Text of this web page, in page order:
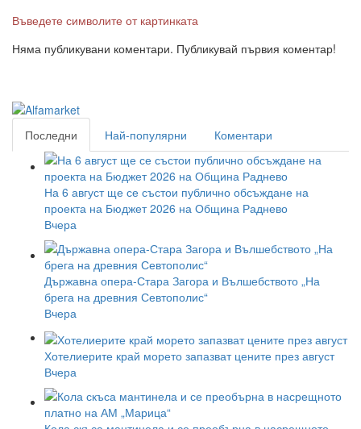
Въведете символите от картинката
Няма публикувани коментари. Публикувай първия коментар!
Последни Най-популярни Коментари
На 6 август ще се състои публично обсъждане на
проекта на Бюджет 2026 на Община Раднево
Вчера
Държавна опера-Стара Загора и Вълшебството „На
брега на древния Севтополис“
Вчера
Хотелиерите край морето запазват цените през август
Вчера